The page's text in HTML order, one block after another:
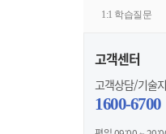
1:1 학습질문
고객센터
고객상담/기술
1600-6700